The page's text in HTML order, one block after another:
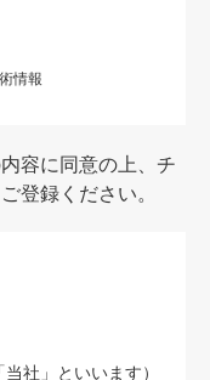
情報
容に同意の上、チ
登録ください。
社」といいます）